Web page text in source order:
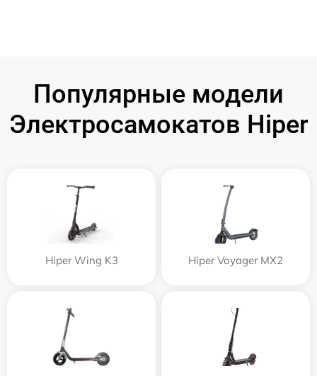
Популярные модели
Электросамокатов Hiper
Hiper Wing K3 Hiper Voyager MX2